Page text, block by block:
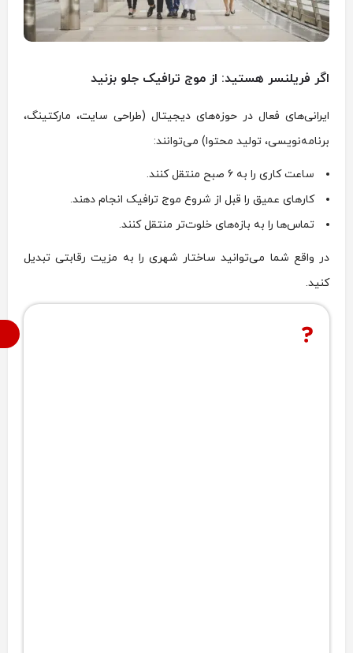
اگر فریلنسر هستید: از موج ترافیک جلو بزنید
ایرانی‌های فعال در حوزه‌های دیجیتال (طراحی سایت، مارکتینگ،
برنامه‌نویسی، تولید محتوا) می‌توانند:
ساعت کاری را به ۶ صبح منتقل کنند.
کارهای عمیق را قبل از شروع موج ترافیک انجام دهند.
تماس‌ها را به بازه‌های خلوت‌تر منتقل کنند.
در واقع شما می‌توانید ساختار شهری را به مزیت رقابتی تبدیل
کنید.